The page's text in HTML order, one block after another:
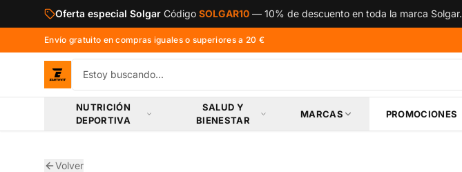
Saltar al contenido principal
Oferta especial Solgar Código SOLGAR10 — 10% de descuento en toda la marca Solgar.
Envío gratuito en compras iguales o superiores a 20 €
NUTRICIÓN
DEPORTIVA
SALUD Y
BIENESTAR
MARCAS PROMOCIONES
Volver